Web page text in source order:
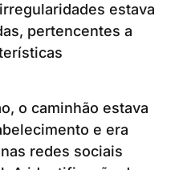
estava
pertencentes a
o caminhão estava
e era
redes sociais